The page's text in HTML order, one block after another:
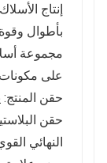
إنتاج
بأطوال
مجموعة
على
حقن
النهائي